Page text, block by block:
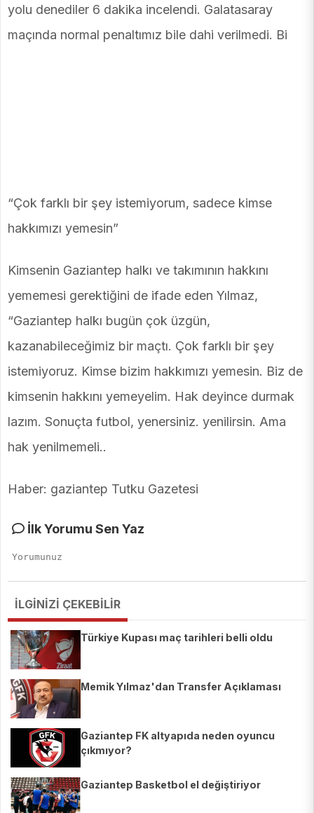
yolu denediler 6 dakika incelendi. Galatasaray
maçında normal penaltımız bile dahi verilmedi. Bi
“Çok farklı bir şey istemiyorum, sadece kimse
hakkımızı yemesin”
Kimsenin Gaziantep halkı ve takımının hakkını
yememesi gerektiğini de ifade eden Yılmaz,
“Gaziantep halkı bugün çok üzgün,
kazanabileceğimiz bir maçtı. Çok farklı bir şey
istemiyoruz. Kimse bizim hakkımızı yemesin. Biz de
kimsenin hakkını yemeyelim. Hak deyince durmak
lazım. Sonuçta futbol, yenersiniz. yenilirsin. Ama
hak yenilmemeli..
Haber: gaziantep Tutku Gazetesi
İlk Yorumu Sen Yaz
İLGİNİZİ ÇEKEBİLİR
Türkiye Kupası maç tarihleri belli oldu
Memik Yılmaz'dan Transfer Açıklaması
Gaziantep FK altyapıda neden oyuncu
çıkmıyor?
Gaziantep Basketbol el değiştiriyor